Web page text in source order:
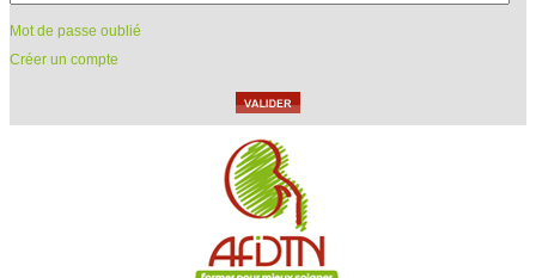
Mot de passe oublié
Créer un compte